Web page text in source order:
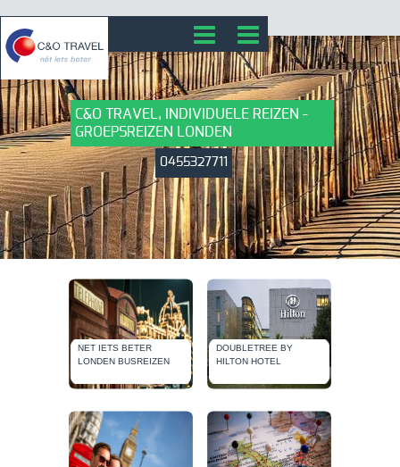
C&O TRAVEL, INDIVIDUELE REIZEN -
GROEPSREIZEN LONDEN
0455327711
NET IETS BETER
LONDEN BUSREIZEN
DOUBLETREE BY
HILTON HOTEL